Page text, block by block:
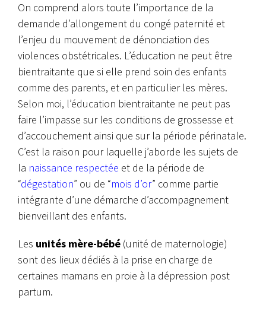
On comprend alors toute l’importance de la
demande d’allongement du congé paternité et
l’enjeu du mouvement de dénonciation des
violences obstétricales. L’éducation ne peut être
bientraitante que si elle prend soin des enfants
comme des parents, et en particulier les mères.
Selon moi, l’éducation bientraitante ne peut pas
faire l’impasse sur les conditions de grossesse et
d’accouchement ainsi que sur la période périnatale.
C’est la raison pour laquelle j’aborde les sujets de
la naissance respectée et de la période de
“dégestation” ou de “mois d’or” comme partie
intégrante d’une démarche d’accompagnement
bienveillant des enfants.
Les unités mère-bébé (unité de maternologie)
sont des lieux dédiés à la prise en charge de
certaines mamans en proie à la dépression post
partum.